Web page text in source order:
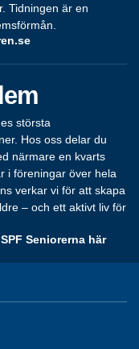
Tidningen är en
största
Hos oss delar du
närmare en kvarts
i föreningar över hela
verkar vi för att skapa
– och ett aktivt liv för
Seniorerna här